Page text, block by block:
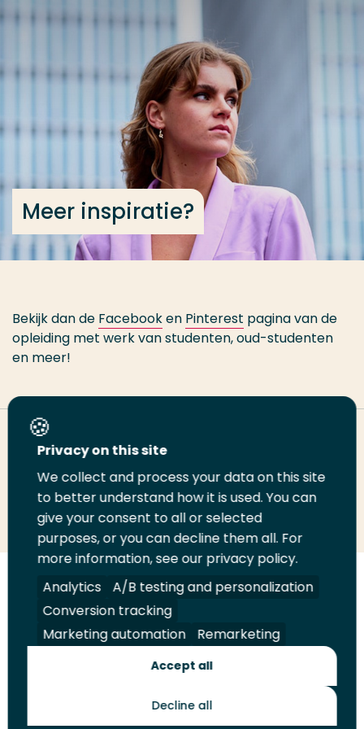
Ga direct naar de content
... > Arts & Crafts voltijd
Meer inspiratie?
Bekijk dan de Facebooken Pinterest pagina van de
opleiding met werk van studenten, oud-studenten
en meer!
Deel deze pagina
Deel
LinkedIn
Deel
op
Twitter
Deel
op
Facebook
Email
deze
pagina
Print
deze
pagina
Volg
ons
op
LinkedIn
Volg
ons
op
Facebook
Volg
ons
op
YouTube
Volg
ons
op
Instagram
Juridisch Security A-Z Index
Contact
Toekomstmakers
Opleiding
Privacy on this site
We collect and process your data on this site
to better understand how it is used. You can
give your consent to all or selected
purposes, or you can decline them all. For
more information, see our privacy policy.
Analytics
A/B testing and personalization
Conversion tracking
Marketing automation
Remarketing
Accept all
Decline all